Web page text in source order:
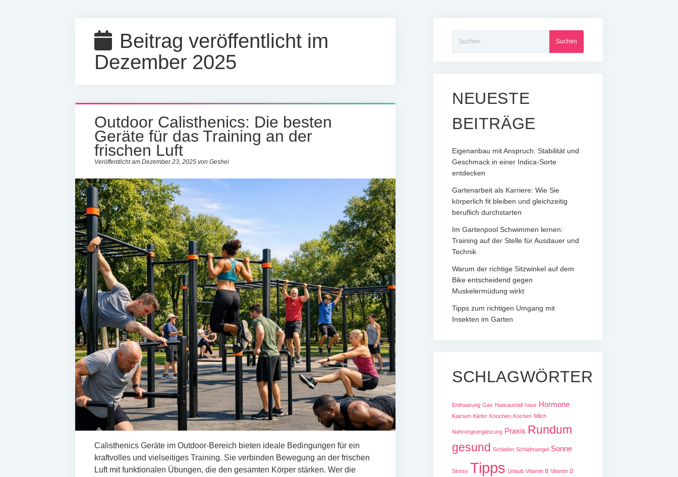
Beitrag veröffentlicht im
Dezember 2025
Outdoor Calisthenics: Die besten
Geräte für das Training an der
frischen Luft
Veröffentlicht am Dezember 23, 2025 von Geshei
Calisthenics Geräte im Outdoor-Bereich bieten ideale Bedingungen für ein
kraftvolles und vielseitiges Training. Sie verbinden Bewegung an der frischen
Luft mit funktionalen Übungen, die den gesamten Körper stärken. Wer die
NEUESTE
BEITRÄGE
Eigenanbau mit Anspruch: Stabilität und
Geschmack in einer Indica-Sorte
entdecken
Gartenarbeit als Karriere: Wie Sie
körperlich fit bleiben und gleichzeitig
beruflich durchstarten
Im Gartenpool Schwimmen lernen:
Training auf der Stelle für Ausdauer und
Technik
Warum der richtige Sitzwinkel auf dem
Bike entscheidend gegen
Muskelermüdung wirkt
Tipps zum richtigen Umgang mit
Insekten im Garten
SCHLAGWÖRTER
Enthaarung Gas Haarausfall haus Hormone
Kalzium Kiefer Knochen Kochen Milch
Nahrungsergänzung Praxis Rundum
gesund Schlafen Schlafmangel Sonne
Stress Tipps Urlaub Vitamin B Vitamin D